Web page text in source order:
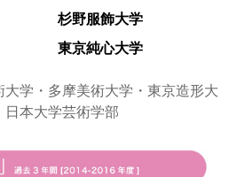
杉野服飾大学
東京純心大学
学・多摩美術大学・東京造形大
本大学芸術学部